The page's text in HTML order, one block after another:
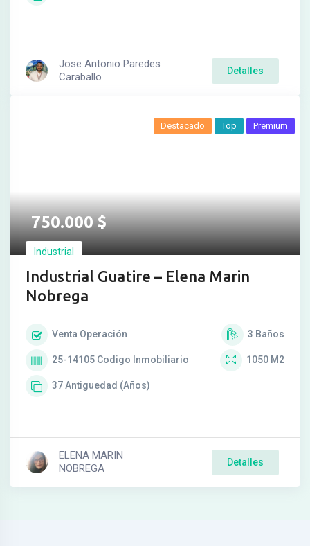
Jose Antonio Paredes
Caraballo
Detalles
750.000$
Industrial
Industrial Guatire – Elena Marin
Nobrega
Destacado Top Premium
Venta Operación 3 Baños
25-14105 Codigo Inmobiliario 1050 M2
37Antiguedad (Años)
ELENA MARIN
NOBREGA
Detalles